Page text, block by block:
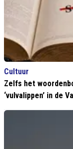
Cultuur
Zelfs het
‘vulvalippen’ in de